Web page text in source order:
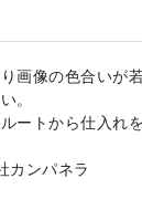
画像の色合いが
。
ートから仕入れ
カンパネラ